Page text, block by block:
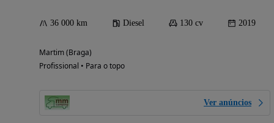
36 000 km Diesel 130 cv 2019
Martim (Braga)
Profissional • Para o topo
Ver anúncios